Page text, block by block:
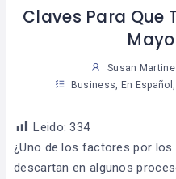
Claves Para Que
Susan
Business
En Español
Leido: 334
¿Uno de los factores por
descartan en algunos